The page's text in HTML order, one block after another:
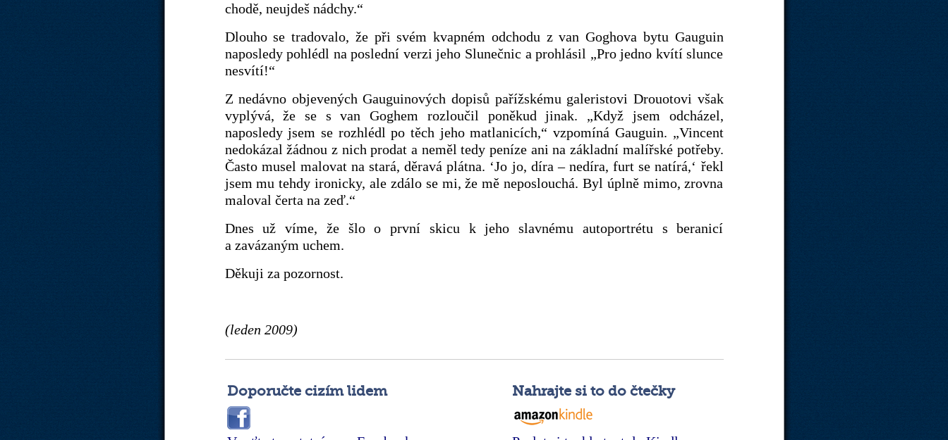
chodě, neujdeš nádchy.“
Dlouho se tradovalo, že při svém kvapném odchodu z van Goghova bytu Gauguin
naposledy pohlédl na poslední verzi jeho Slunečnic a prohlásil „Pro jedno kvítí slunce
nesvítí!“
Z nedávno objevených Gauguinových dopisů pařížskému galeristovi Drouotovi však
vyplývá, že se s van Goghem rozloučil poněkud jinak. „Když jsem odcházel,
naposledy jsem se rozhlédl po těch jeho matlanicích,“ vzpomíná Gauguin. „Vincent
nedokázal žádnou z nich prodat a neměl tedy peníze ani na základní malířské potřeby.
Často musel malovat na stará, děravá plátna. ‘Jo jo, díra – nedíra, furt se natírá,‘ řekl
jsem mu tehdy ironicky, ale zdálo se mi, že mě neposlouchá. Byl úplně mimo, zrovna
maloval čerta na zeď.“
Dnes už víme, že šlo o první skicu k jeho slavnému autoportrétu s beranicí
a zavázaným uchem.
Děkuji za pozornost.
(leden 2009)
Doporučte cizím lidem Nahrajte si to do čtečky